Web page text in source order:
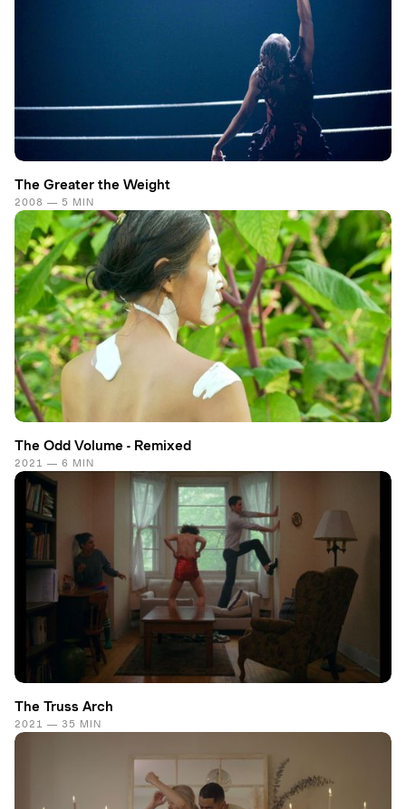
The Greater the Weight
2008 — 5 MIN
The Odd Volume - Remixed
2021 — 6 MIN
The Truss Arch
2021 — 35 MIN